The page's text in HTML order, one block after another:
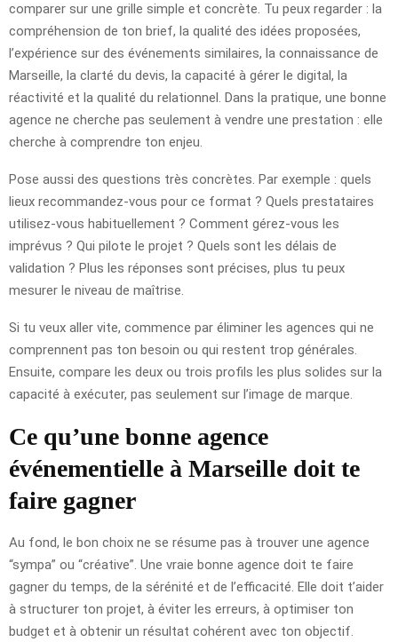
comparer sur une grille simple et concrète. Tu peux regarder : la
compréhension de ton brief, la qualité des idées proposées,
l’expérience sur des événements similaires, la connaissance de
Marseille, la clarté du devis, la capacité à gérer le digital, la
réactivité et la qualité du relationnel. Dans la pratique, une bonne
agence ne cherche pas seulement à vendre une prestation : elle
cherche à comprendre ton enjeu.
Pose aussi des questions très concrètes. Par exemple : quels
lieux recommandez-vous pour ce format ? Quels prestataires
utilisez-vous habituellement ? Comment gérez-vous les
imprévus ? Qui pilote le projet ? Quels sont les délais de
validation ? Plus les réponses sont précises, plus tu peux
mesurer le niveau de maîtrise.
Si tu veux aller vite, commence par éliminer les agences qui ne
comprennent pas ton besoin ou qui restent trop générales.
Ensuite, compare les deux ou trois profils les plus solides sur la
capacité à exécuter, pas seulement sur l’image de marque.
Ce qu’une bonne agence
événementielle à Marseille doit te
faire gagner
Au fond, le bon choix ne se résume pas à trouver une agence
“sympa” ou “créative”. Une vraie bonne agence doit te faire
gagner du temps, de la sérénité et de l’efficacité. Elle doit t’aider
à structurer ton projet, à éviter les erreurs, à optimiser ton
budget et à obtenir un résultat cohérent avec ton objectif.